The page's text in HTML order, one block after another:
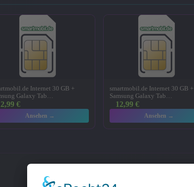
Internet 30 GB +
Galaxy Tab…
€
Ansehen →
smartmobil.de Internet 30 GB +
Samsung Galaxy Tab…
12,99 €
Ansehen →